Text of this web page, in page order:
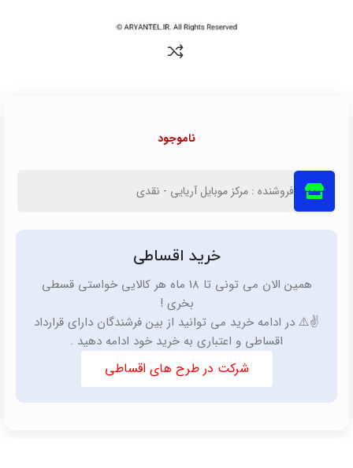
ناموجود
فروشنده : مرکز موبایل آریایی - نقدی
خرید اقساطی
همین الان می تونی تا 18 ماه هر کالایی خواستی قسطی
بخری !
✌️⚠️ در ادامه خرید می توانید از بین فرشندگان دارای قرارداد
اقساطی و اعتباری به خرید خود ادامه دهید .
شرکت در طرح های اقساطی